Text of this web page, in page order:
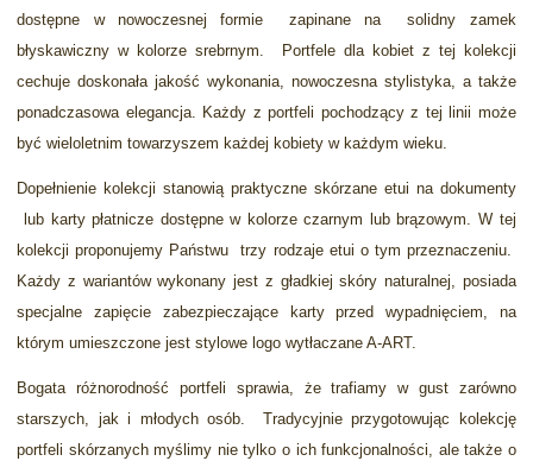
dostępne w nowoczesnej formie zapinane na solidny zamek
błyskawiczny w kolorze srebrnym. Portfele dla kobiet z tej kolekcji
cechuje doskonała jakość wykonania, nowoczesna stylistyka, a także
ponadczasowa elegancja. Każdy z portfeli pochodzący z tej linii może
być wieloletnim towarzyszem każdej kobiety w każdym wieku.
Dopełnienie kolekcji stanowią praktyczne skórzane etui na dokumenty
lub karty płatnicze dostępne w kolorze czarnym lub brązowym. W tej
kolekcji proponujemy Państwu trzy rodzaje etui o tym przeznaczeniu.
Każdy z wariantów wykonany jest z gładkiej skóry naturalnej, posiada
specjalne zapięcie zabezpieczające karty przed wypadnięciem, na
którym umieszczone jest stylowe logo wytłaczane A-ART.
Bogata różnorodność portfeli sprawia, że trafiamy w gust zarówno
starszych, jak i młodych osób. Tradycyjnie przygotowując kolekcję
portfeli skórzanych myślimy nie tylko o ich funkcjonalności, ale także o